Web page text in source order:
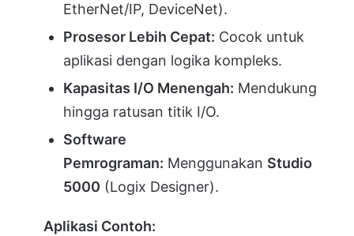
EtherNet/IP, DeviceNet).
Prosesor Lebih Cepat: Cocok untuk
aplikasi dengan logika kompleks.
Kapasitas I/O Menengah: Mendukung
hingga ratusan titik I/O.
Software
Pemrograman: Menggunakan Studio
5000 (Logix Designer).
Aplikasi Contoh: